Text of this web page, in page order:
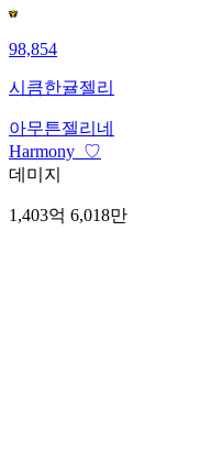
98,854
시큼한귤젤리
아무튼젤리네
Harmony_♡
데미지
1,403억 6,018만